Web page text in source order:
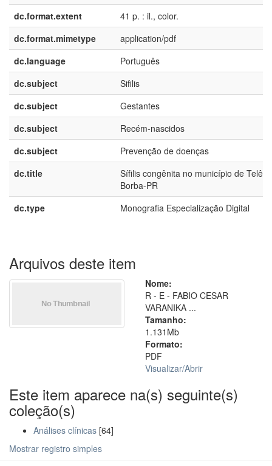
dc.format.extent
41 p. : il., color.
dc.format.mimetype
application/pdf
dc.language
Português
dc.subject
Sifilis
dc.subject
Gestantes
dc.subject
Recém-nascidos
dc.subject
Prevenção de doenças
dc.title
Sífilis congênita no município de
Borba-PR
dc.type
Monografia Especialização Digital
Arquivos deste item
Nome:
R - E - FABIO CESAR
VARANIKA ...
Tamanho:
1.131Mb
Formato:
PDF
Visualizar/Abrir
Este item aparece na(s) seguinte(s)
coleção(s)
Análises clínicas [64]
Mostrar registro simples